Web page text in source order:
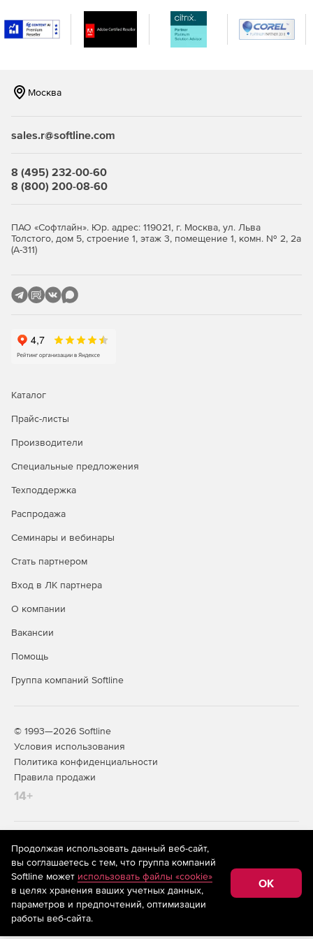
Графический интерфейс.
Архивация отчетов.
SQLite.
миграции с одной рабочей станции на другую.
Возможность быстро добавлять файлы других баз
Поддержка различных параметров при составлении
запросов.
демонстрировать секции кода для улучшенной
навигации и прочтения.
Операционная система: Microsoft Windows XP, Vista,
Процессор: Pentium II processor.
Оперативная память: 256 Мб.
Свободное дисковое пространство: 65 Мб
Москва
sales.r@softline.com
8 (495) 232-00-60
8 (800) 200-08-60
ПАО «Софтлайн». Юр. адрес: 119021, г. Москва, ул. Льва
Толстого, дом 5, строение 1, этаж 3, помещение 1, комн. № 2, 2а
(А-311)
Каталог
Прайс-листы
Производители
Специальные предложения
Техподдержка
Распродажа
Семинары и вебинары
Стать партнером
Вход в ЛК партнера
О компании
Вакансии
Помощь
Группа компаний Softline
© 1993—2026 Softline
Условия использования
Политика конфиденциальности
Правила продажи
14+
На информационном ресурсе store.softline.ru применяются
рекомендательные технологии
(информационные технологии
предоставления информации на основе сбора,
систематизации и анализа сведений, относящихся к
предпочтениям пользователей сети «Интернет»,
находящихся на территории Российской Федерации)
Продолжая использовать данный веб-сайт,
вы соглашаетесь с тем, что группа компаний
Softline может использовать файлы «cookie»
в целях хранения ваших учетных данных,
параметров и предпочтений, оптимизации
работы веб-сайта.
OK